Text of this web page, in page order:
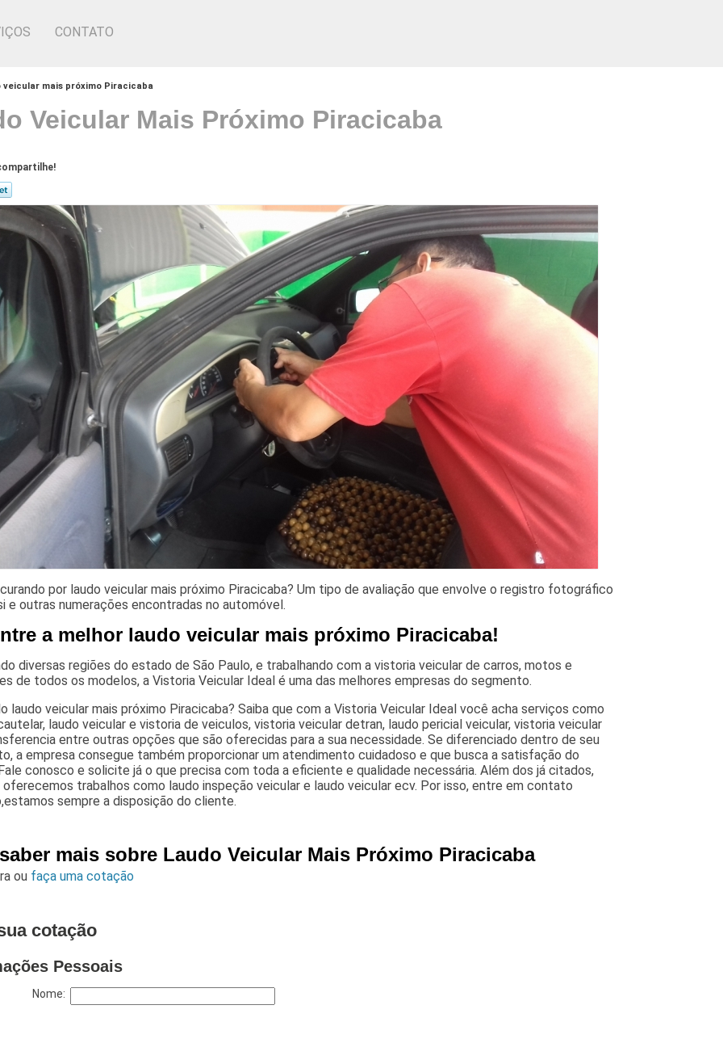
CONTATO
veicular mais próximo Piracicaba
Veicular Mais Próximo Piracicaba
por laudo veicular mais próximo Piracicaba? Um tipo de avaliação que envolve o registro fotográfico
e outras numerações encontradas no automóvel.
a melhor laudo veicular mais próximo Piracicaba!
diversas regiões do estado de São Paulo, e trabalhando com a vistoria veicular de carros, motos e
de todos os modelos, a Vistoria Veicular Ideal é uma das melhores empresas do segmento.
laudo veicular mais próximo Piracicaba? Saiba que com a Vistoria Veicular Ideal você acha serviços como
laudo veicular e vistoria de veiculos, vistoria veicular detran, laudo pericial veicular, vistoria veicular
entre outras opções que são oferecidas para a sua necessidade. Se diferenciado dentro de seu
a empresa consegue também proporcionar um atendimento cuidadoso e que busca a satisfação do
conosco e solicite já o que precisa com toda a eficiente e qualidade necessária. Além dos já citados,
trabalhos como laudo inspeção veicular e laudo veicular ecv. Por isso, entre em contato
sempre a disposição do cliente.
mais sobre Laudo Veicular Mais Próximo Piracicaba
ou faça uma cotação
cotação
Pessoais
Nome: